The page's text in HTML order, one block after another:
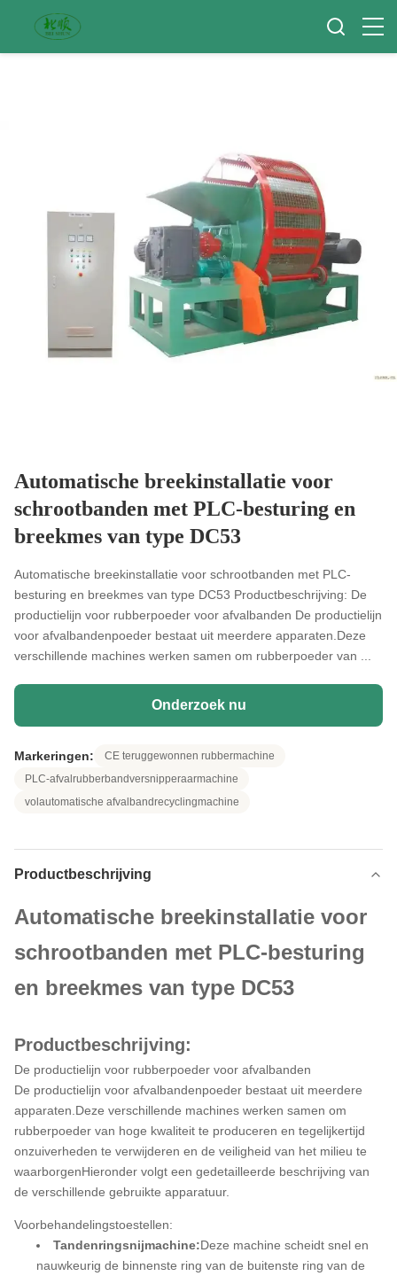
Automatische breekinstallatie voor
schrootbanden met PLC-besturing en
breekmes van type DC53
Automatische breekinstallatie voor schrootbanden met PLC-
besturing en breekmes van type DC53 Productbeschrijving: De
productielijn voor rubberpoeder voor afvalbanden De productielijn
voor afvalbandenpoeder bestaat uit meerdere apparaten.Deze
verschillende machines werken samen om rubberpoeder van ...
Onderzoek nu
Markeringen:
CE teruggewonnen rubbermachine
PLC-afvalrubberbandversnipperaarmachine
volautomatische afvalbandrecyclingmachine
Productbeschrijving
Automatische breekinstallatie voor
schrootbanden met PLC-besturing
en breekmes van type DC53
Productbeschrijving:
De productielijn voor rubberpoeder voor afvalbanden
De productielijn voor afvalbandenpoeder bestaat uit meerdere
apparaten.Deze verschillende machines werken samen om
rubberpoeder van hoge kwaliteit te produceren en tegelijkertijd
onzuiverheden te verwijderen en de veiligheid van het milieu te
waarborgenHieronder volgt een gedetailleerde beschrijving van
de verschillende gebruikte apparatuur.
Voorbehandelingstoestellen:
Tandenringsnijmachine:Deze machine scheidt snel en
nauwkeurig de binnenste ring van de buitenste ring van de